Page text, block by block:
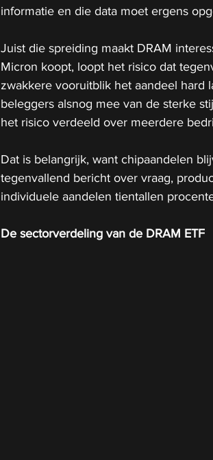
informatie en die data moet ergens
Juist die spreiding maakt DRAM
Micron koopt, loopt het risico dat
zwakkere vooruitblik het aandeel hard
beleggers alsnog mee van de sterke
het risico verdeeld over meerdere
Dat is belangrijk, want chipaandelen
tegenvallend bericht over vraag,
individuele aandelen tientallen
De sectorverdeling van de DRAM ETF